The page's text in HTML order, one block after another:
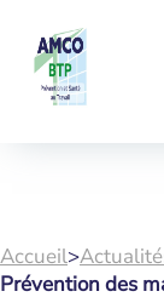
Accueil>
Prévention des